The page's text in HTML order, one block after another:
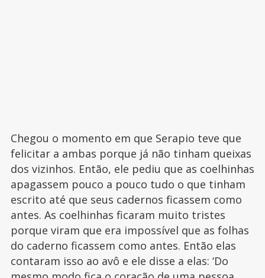
Chegou o momento em que Serapio teve que
felicitar a ambas porque já não tinham queixas
dos vizinhos. Então, ele pediu que as coelhinhas
apagassem pouco a pouco tudo o que tinham
escrito até que seus cadernos ficassem como
antes. As coelhinhas ficaram muito tristes
porque viram que era impossível que as folhas
do caderno ficassem como antes. Então elas
contaram isso ao avô e ele disse a elas: ‘Do